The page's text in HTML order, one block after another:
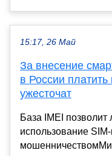
15:17, 26 Май
За внесение
в России
ужесточат
База IMEI
использование